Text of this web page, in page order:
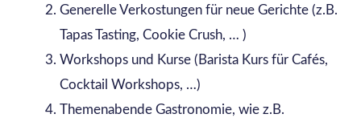
Generelle Verkostungen für neue Gerichte (z.B.
Tapas Tasting, Cookie Crush, … )
Workshops und Kurse (Barista Kurs für Cafés,
Cocktail Workshops, …)
Themenabende Gastronomie, wie z.B.